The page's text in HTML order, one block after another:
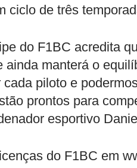
ciclo de três
do F1BC acredita
manterá o
piloto e
prontos para
esportivo
do F1BC em